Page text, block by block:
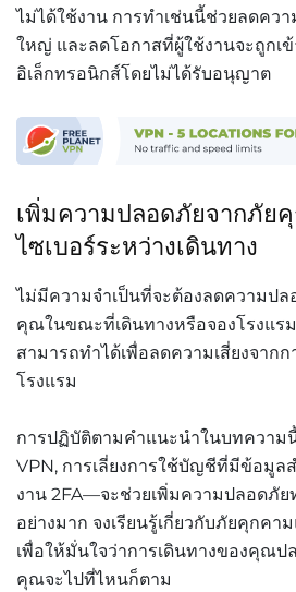
ไม่ได้ใช้งาน การทำเช่นนี้ช่วยลดคว
ใหญ่ และลดโอกาสที่ผู้ใช้งานจะถูกเ
อิเล็กทรอนิกส์โดยไม่ได้รับอนุญาต
เพิ่มความปลอดภัยจากภัย
ไซเบอร์ระหว่างเดินทาง
ไม่มีความจำเป็นที่จะต้องลดความปล
คุณในขณะที่เดินทางหรือจองโรงแรม
สามารถทำได้เพื่อลดความเสี่ยงจาก
โรงแรม
การปฏิบัติตามคำแนะนำในบทความ
VPN, การเลี่ยงการใช้บัญชีที่มีข้อมูล
งาน 2FA—จะช่วยเพิ่มความปลอดภั
อย่างมาก จงเรียนรู้เกี่ยวกับภัยคุกคา
เพื่อให้มั่นใจว่าการเดินทางของคุณ
คุณจะไปที่ไหนก็ตาม